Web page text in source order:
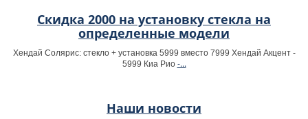
Скидка 2000 на установку стекла на
определенные модели
Хендай Солярис: стекло + установка 5999 вместо 7999 Хендай Акцент -
5999 Киа Рио -...
Наши новости